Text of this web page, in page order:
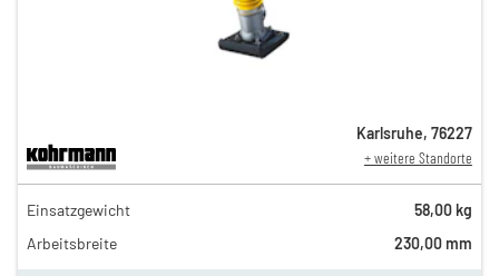
43,00 €
37,00 €
29,00 €
Karlsruhe, 76227
+ weitere Standorte
Einsatzgewicht
58,00 kg
Arbeitsbreite
230,00 mm